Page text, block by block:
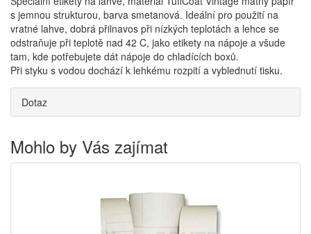
s jemnou strukturou, barva smetanová. Ideální pro použití na
vratné lahve, dobrá přilnavos při nízkých teplotách a lehce se
odstraňuje při teplotě nad 42 C, jako etikety na nápoje a všude
tam, kde potřebujete dát nápoje do chladících boxů.
Při styku s vodou dochází k lehkému rozpití a vyblednutí tisku.
Dotaz
Mohlo by Vás zajímat